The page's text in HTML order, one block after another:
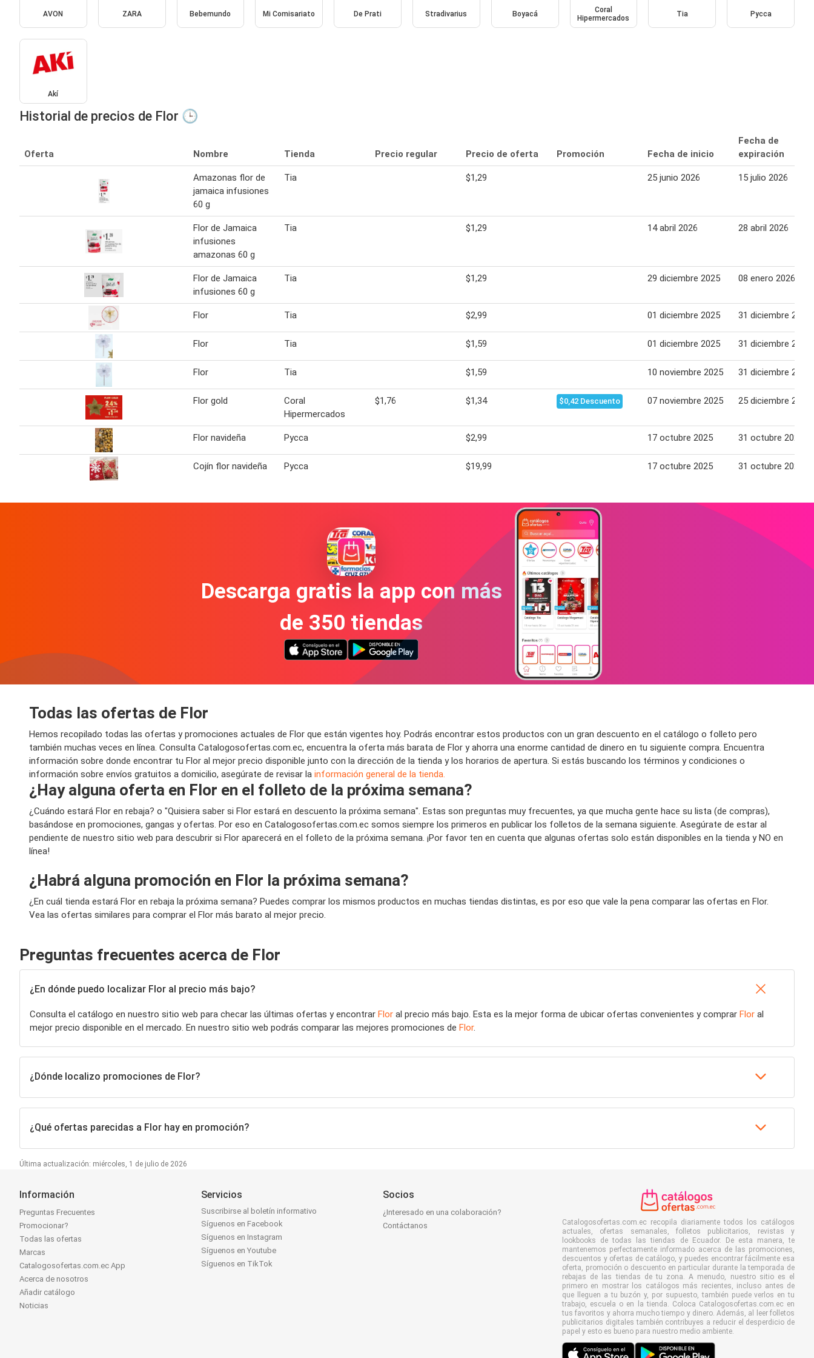
AVON ZARA Bebemundo Mi Comisariato De Prati Stradivarius Boyacá
Coral
Hipermercados
Tia Pycca
Akí
Historial de precios de Flor 🕒
Oferta Nombre Tienda Precio regular Precio de oferta Promoción Fecha de inicio
Fecha de
expiración
Amazonas flor de
jamaica infusiones
60 g
Tia $1,29 25 junio 2026 15 julio 2026
Flor de Jamaica
infusiones
amazonas 60 g
Tia $1,29 14 abril 2026 28 abril 2026
Flor de Jamaica
infusiones 60 g
Tia $1,29 29 diciembre 2025 08 enero 2026
Flor Tia $2,99 01 diciembre 2025 31 diciembre 2025
Flor Tia $1,59 01 diciembre 2025 31 diciembre 2025
Flor Tia $1,59 10 noviembre 2025 31 diciembre 2025
Flor gold
Coral
Hipermercados
$1,76 $1,34 $0,42 Descuento 07 noviembre 2025 25 diciembre 2025
Flor navideña Pycca $2,99 17 octubre 2025 31 octubre 2025
Cojín flor navideña Pycca $19,99 17 octubre 2025 31 octubre 2025
Descarga gratis la app con más
de 350 tiendas
Todas las ofertas de Flor
Hemos recopilado todas las ofertas y promociones actuales de Flor que están vigentes hoy. Podrás encontrar estos productos con un gran descuento en el catálogo o folleto pero
también muchas veces en línea. Consulta Catalogosofertas.com.ec, encuentra la oferta más barata de Flor y ahorra una enorme cantidad de dinero en tu siguiente compra. Encuentra
información sobre donde encontrar tu Flor al mejor precio disponible junto con la dirección de la tienda y los horarios de apertura. Si estás buscando los términos y condiciones o
información sobre envíos gratuitos a domicilio, asegúrate de revisar la información general de la tienda.
¿Hay alguna oferta en Flor en el folleto de la próxima semana?
¿Cuándo estará Flor en rebaja? o "Quisiera saber si Flor estará en descuento la próxima semana". Estas son preguntas muy frecuentes, ya que mucha gente hace su lista (de compras),
basándose en promociones, gangas y ofertas. Por eso en Catalogosofertas.com.ec somos siempre los primeros en publicar los folletos de la semana siguiente. Asegúrate de estar al
pendiente de nuestro sitio web para descubrir si Flor aparecerá en el folleto de la próxima semana. ¡Por favor ten en cuenta que algunas ofertas solo están disponibles en la tienda y NO en
línea!
¿Habrá alguna promoción en Flor la próxima semana?
¿En cuál tienda estará Flor en rebaja la próxima semana? Puedes comprar los mismos productos en muchas tiendas distintas, es por eso que vale la pena comparar las ofertas en Flor.
Vea las ofertas similares para comprar el Flor más barato al mejor precio.
Preguntas frecuentes acerca de Flor
¿En dónde puedo localizar Flor al precio más bajo?
Consulta el catálogo en nuestro sitio web para checar las últimas ofertas y encontrar Flor al precio más bajo. Esta es la mejor forma de ubicar ofertas convenientes y comprar Flor al
mejor precio disponible en el mercado. En nuestro sitio web podrás comparar las mejores promociones de Flor.
¿Dónde localizo promociones de Flor?
¿Qué ofertas parecidas a Flor hay en promoción?
Última actualización: miércoles, 1 de julio de 2026
Información
Preguntas Frecuentes
Promocionar?
Todas las ofertas
Marcas
Catalogosofertas.com.ec App
Acerca de nosotros
Añadir catálogo
Noticias
Servicios
Suscribirse al boletín informativo
Síguenos en Facebook
Síguenos en Instagram
Síguenos en Youtube
Síguenos en TikTok
Socios
¿Interesado en una colaboración?
Contáctanos
Catalogosofertas.com.ec recopila diariamente todos los catálogos
actuales, ofertas semanales, folletos publicitarios, revistas y
lookbooks de todas las tiendas de Ecuador. De esta manera, te
mantenemos perfectamente informado acerca de las promociones,
descuentos y ofertas de catálogo, y puedes encontrar fácilmente esa
oferta, promoción o descuento en particular durante la temporada de
rebajas de las tiendas de tu zona. A menudo, nuestro sitio es el
primero en mostrar los catálogos más recientes, incluso antes de
que lleguen a tu buzón y, por supuesto, también puede verlos en tu
trabajo, escuela o en la tienda. Coloca Catalogosofertas.com.ec en
tus favoritos y ahorra mucho tiempo y dinero. Además, al leer folletos
publicitarios digitales también contribuyes a reducir el desperdicio de
papel y esto es bueno para nuestro medio ambiente.